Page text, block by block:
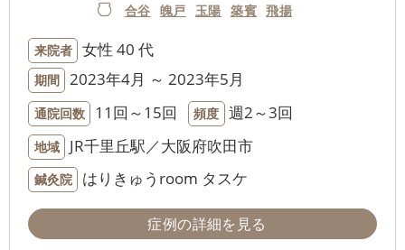
合谷 魄戸 玉陽 築賓 飛揚
来院者 女性 40 代
期間 2023年4月 ～ 2023年5月
通院回数 11回～15回 頻度 週2～3回
地域 JR千里丘駅／大阪府吹田市
鍼灸院 はりきゅうroom タスケ
症例の詳細を見る